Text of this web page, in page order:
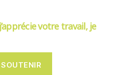
votre travail, je